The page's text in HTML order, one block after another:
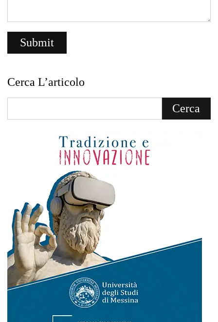
Cerca L’articolo